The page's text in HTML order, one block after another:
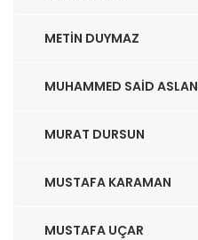
METIN DUYMAZ
MUHAMMED SAID ASLAN
MURAT DURSUN
MUSTAFA KARAMAN
MUSTAFA UÇAR